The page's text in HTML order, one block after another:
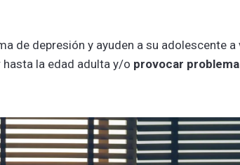
de depresión y ayuden a su adolescente a
la edad adulta y/o provocar